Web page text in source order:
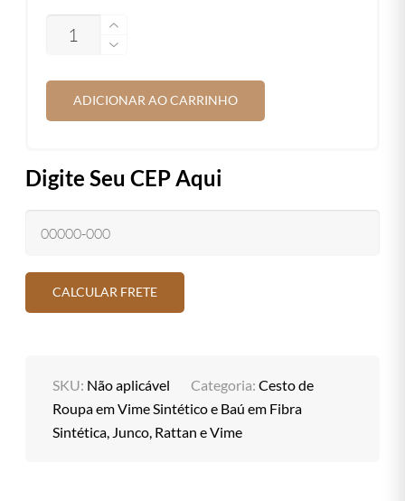
QUANTIDADE
ADICIONAR AO CARRINHO
Digite Seu CEP Aqui
SKU: Não aplicável Categoria:Cesto de
Roupa em Vime Sintético e Baú em Fibra
Sintética, Junco, Rattan e Vime